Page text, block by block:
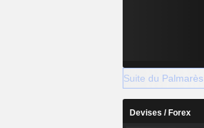
Suite du Palmarès
Devises / Forex